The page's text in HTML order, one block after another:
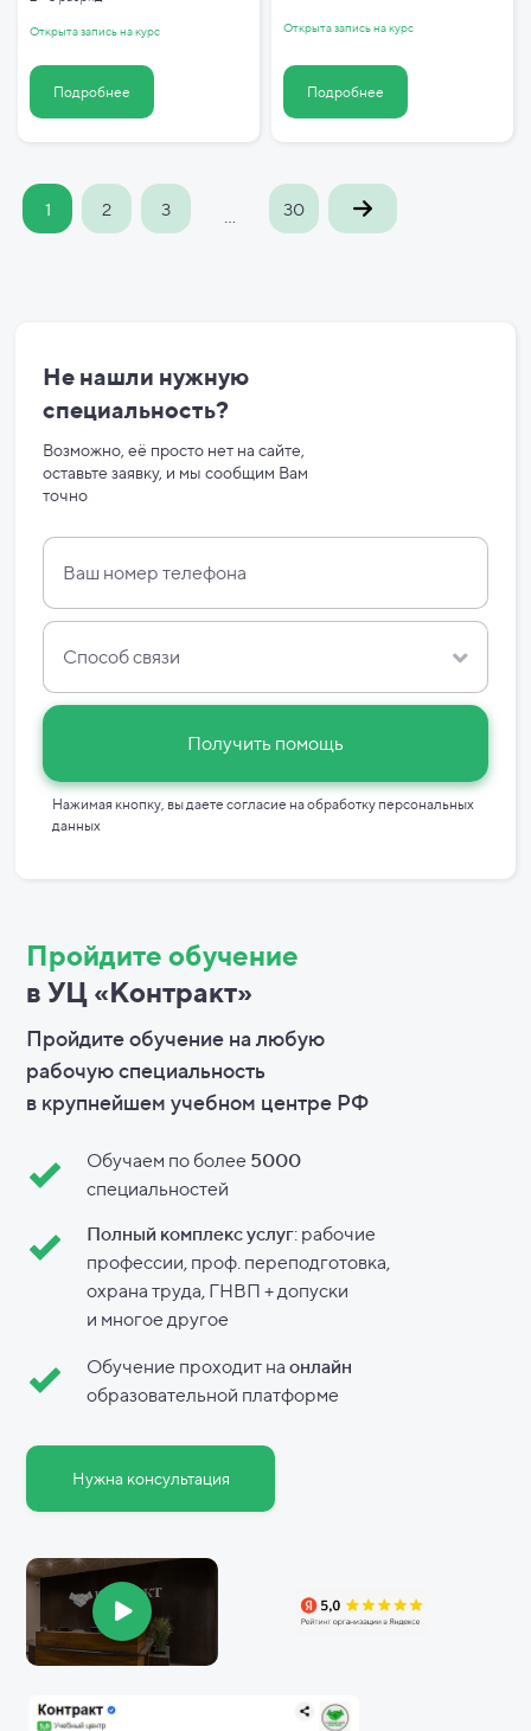
Открыта запись на курс
Подробнее
Открыта запись на курс
Подробнее
1 2 3 30
Не нашли нужную
специальность?
Возможно, её просто нет на сайте,
оставьте заявку, и мы сообщим Вам
точно
Способ связи
Получить помощь
Нажимая кнопку, вы даете согласие наобработку персональных
данных
Пройдите обучение
в УЦ «Контракт»
Нужна консультация
Пройдите обучение на любую
рабочую специальность
в крупнейшем учебном центре РФ
Обучаем по более 5000
специальностей
Обучение проходит наонлайн
образовательной платформе
Полный комплекс услуг: рабочие
профессии, проф. переподготовка,
охрана труда, ГНВП + допуски
и многое другое